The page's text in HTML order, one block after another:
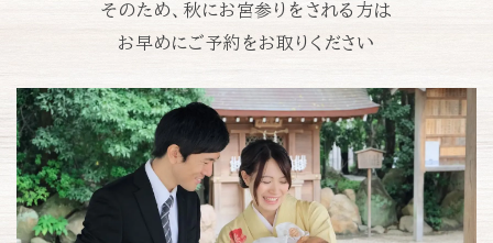
そのため、秋にお宮参りをされる方は
お早めにご予約をお取りください